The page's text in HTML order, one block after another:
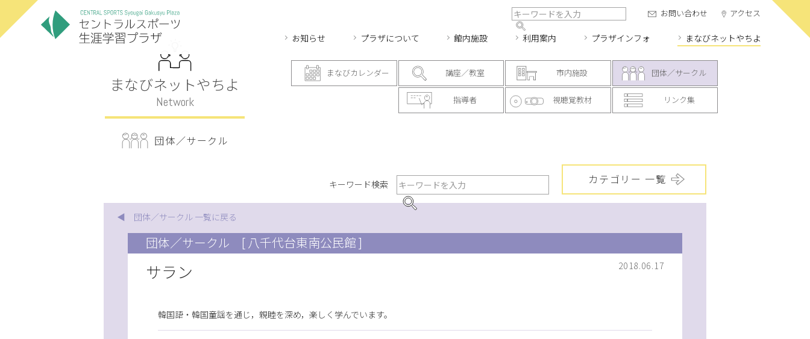
お知らせ プラザについて 館内施設 利用案内 プラザインフォ まなびネットやちよ
お問い合わせ アクセス
まなびネットやちよ
Network
団体／サークル
まなびカレンダー 講座／教室 市内施設 団体／サークル
指導者 視聴覚教材 リンク集
キーワード検索 カテゴリー 一覧
◀ 団体／サークル 一覧に戻る
団体／サークル [ 八千代台東南公民館 ]
2018.06.17
サラン
韓国語・韓国童謡を通じ，親睦を深め，楽しく学んでいます。